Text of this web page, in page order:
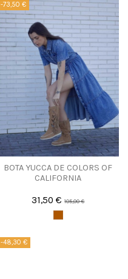
-73,50 €
BOTA YUCCA DE COLORS OF
CALIFORNIA
31,50 €105,00 €
-48,30 €